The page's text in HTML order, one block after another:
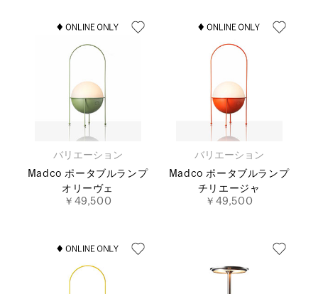
バリエーション
Madco ポータブルランプ
オリーヴェ
￥49,500
バリエーション
Madco ポータブルランプ
チリエージャ
￥49,500